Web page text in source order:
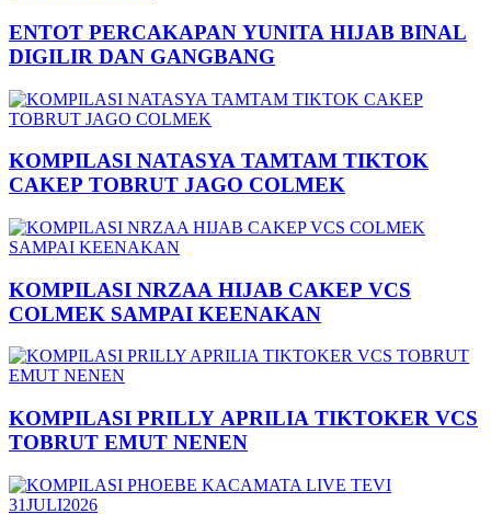
ENTOT PERCAKAPAN YUNITA HIJAB BINAL
DIGILIR DAN GANGBANG
KOMPILASI NATASYA TAMTAM TIKTOK
CAKEP TOBRUT JAGO COLMEK
KOMPILASI NRZAA HIJAB CAKEP VCS
COLMEK SAMPAI KEENAKAN
KOMPILASI PRILLY APRILIA TIKTOKER VCS
TOBRUT EMUT NENEN